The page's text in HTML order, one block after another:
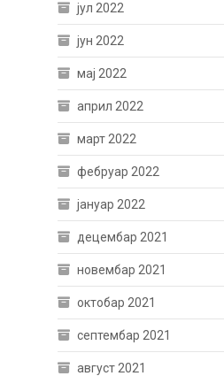
јул 2022
јун 2022
мај 2022
април 2022
март 2022
фебруар 2022
јануар 2022
децембар 2021
новембар 2021
октобар 2021
септембар 2021
август 2021